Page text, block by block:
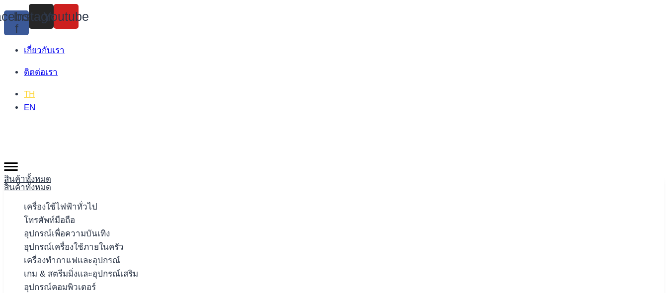
Skip
to
content
f
Instagram
Youtube
เกี่ยวกับเรา
ติดต่อเรา
TH
EN
สินค้าทั้งหมด
สินค้าทั้งหมด
เครื่องใช้ไฟฟ้าทั่วไป
โทรศัพท์มือถือ
อุปกรณ์เพื่อความบันเทิง
อุปกรณ์เครื่องใช้ภายในครัว
เครื่องทำกาแฟและอุปกรณ์
เกม & สตรีมมิ่งและอุปกรณ์เสริม
อุปกรณ์คอมพิวเตอร์